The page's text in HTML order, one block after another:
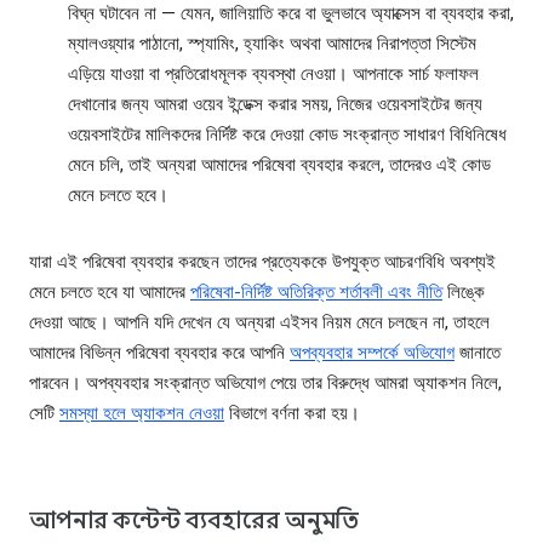
বিঘ্ন ঘটাবেন না — যেমন, জালিয়াতি করে বা ভুলভাবে অ্যাক্সেস বা ব্যবহার করা,
ম্যালওয়্যার পাঠানো, স্প্যামিং, হ্যাকিং অথবা আমাদের নিরাপত্তা সিস্টেম
এড়িয়ে যাওয়া বা প্রতিরোধমূলক ব্যবস্থা নেওয়া। আপনাকে সার্চ ফলাফল
দেখানোর জন্য আমরা ওয়েব ইন্ডেক্স করার সময়, নিজের ওয়েবসাইটের জন্য
ওয়েবসাইটের মালিকদের নির্দিষ্ট করে দেওয়া কোড সংক্রান্ত সাধারণ বিধিনিষেধ
মেনে চলি, তাই অন্যরা আমাদের পরিষেবা ব্যবহার করলে, তাদেরও এই কোড
মেনে চলতে হবে।
যারা এই পরিষেবা ব্যবহার করছেন তাদের প্রত্যেককে উপযুক্ত আচরণবিধি অবশ্যই
মেনে চলতে হবে যা আমাদের পরিষেবা-নির্দিষ্ট অতিরিক্ত শর্তাবলী এবং নীতিলিঙ্কে
দেওয়া আছে। আপনি যদি দেখেন যে অন্যরা এইসব নিয়ম মেনে চলছেন না, তাহলে
আমাদের বিভিন্ন পরিষেবা ব্যবহার করে আপনি অপব্যবহার সম্পর্কে অভিযোগ জানাতে
পারবেন। অপব্যবহার সংক্রান্ত অভিযোগ পেয়ে তার বিরুদ্ধে আমরা অ্যাকশন নিলে,
সেটি সমস্যা হলে অ্যাকশন নেওয়া বিভাগে বর্ণনা করা হয়।
আপনার কন্টেন্ট ব্যবহারের অনুমতি